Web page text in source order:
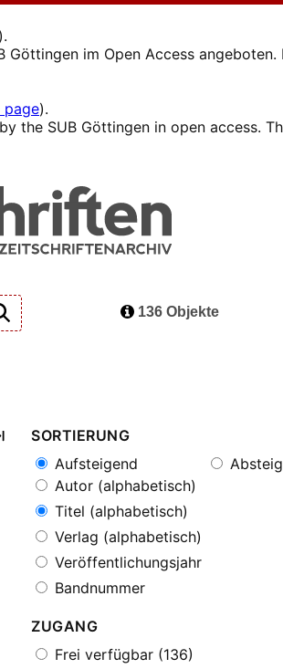
).
Göttingen im Open Access angeboten.
page).
the SUB Göttingen in open access.
136 Objekte
SORTIERUNG
Aufsteigend
Autor (alphabetisch)
Titel (alphabetisch)
Verlag (alphabetisch)
Veröffentlichungsjahr
Bandnummer
ZUGANG
Frei verfügbar (136)